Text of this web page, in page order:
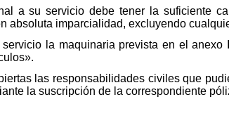
a su servicio debe tener la suficiente
absoluta imparcialidad, excluyendo
la maquinaria prevista en el anexo
las responsabilidades civiles que
la suscripción de la correspondiente